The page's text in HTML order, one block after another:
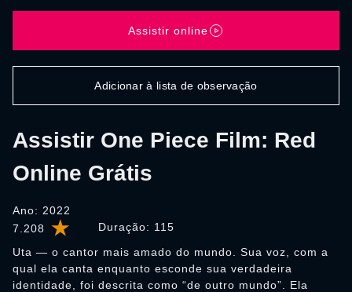
7.208 Duração: 115
Assistir One Piece Film: Red
Online Grátis
Ano: 2022
Uta — o cantor mais amado do mundo. Sua voz, com a
qual ela canta enquanto esconde sua verdadeira
identidade, foi descrita como “de outro mundo”. Ela
Assistir online
Adicionar à lista de observação